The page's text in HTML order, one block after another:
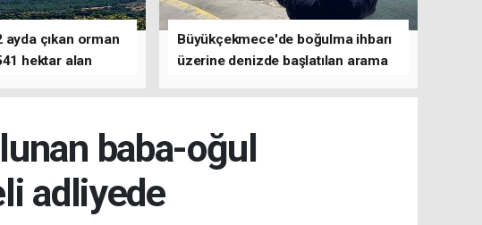
ayda çıkan orman
hektar alan
Büyükçekmece'de boğulma ihbarı
üzerine denizde başlatılan arama
baba-oğul
adliyede